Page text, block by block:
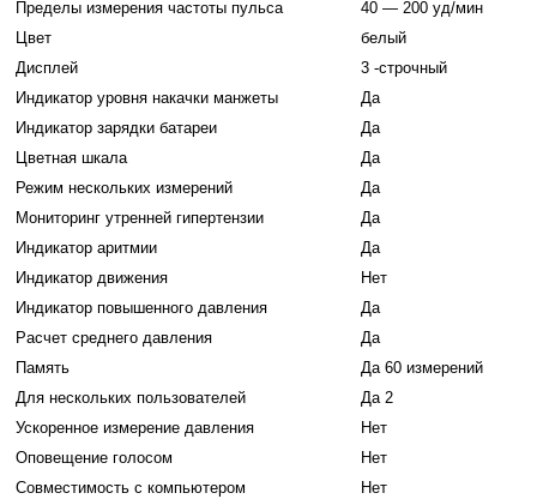
Пределы измерения частоты пульса
40 — 200 уд/мин
Цвет
белый
Дисплей
3 -строчный
Индикатор уровня накачки манжеты
Да
Индикатор зарядки батареи
Да
Цветная шкала
Да
Режим нескольких измерений
Да
Мониторинг утренней гипертензии
Да
Индикатор аритмии
Да
Индикатор движения
Нет
Индикатор повышенного давления
Да
Расчет среднего давления
Да
Память
Да 60 измерений
Для нескольких пользователей
Да 2
Ускоренное измерение давления
Нет
Оповещение голосом
Нет
Совместимость с компьютером
Нет